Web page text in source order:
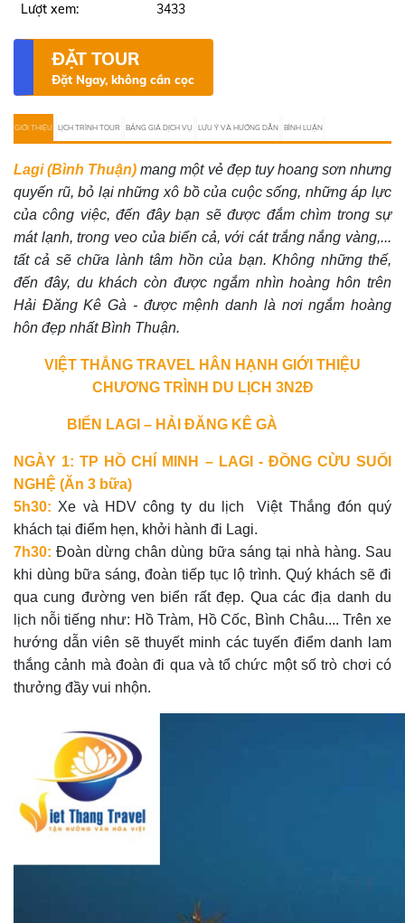
Lượt xem: 3433
ĐẶT TOUR
Đặt Ngay, không cần cọc
GIỚI THIỆU LỊCH TRÌNH TOUR BẢNG GIÁ DỊCH VỤ LƯU Ý VÀ HƯỚNG DẪN BÌNH LUẬN
Lagi (Bình Thuận)mang một vẻ đẹp tuy hoang sơn nhưng
quyến rũ, bỏ lại những xô bồ của cuộc sống, những áp lực
của công việc, đến đây bạn sẽ được đắm chìm trong sự
mát lạnh, trong veo của biển cả, với cát trắng nắng vàng,...
tất cả sẽ chữa lành tâm hồn của bạn. Không những thế,
đến đây, du khách còn được ngắm nhìn hoàng hôn trên
Hải Đăng Kê Gà - được mệnh danh là nơi ngắm hoàng
hôn đẹp nhất Bình Thuận.
VIỆT THẮNG TRAVEL HÂN HẠNH GIỚI THIỆU
CHƯƠNG TRÌNH DU LỊCH 3N2Đ
BIỂN LAGI – HẢI ĐĂNG KÊ GÀ
NGÀY 1: TP HỒ CHÍ MINH – LAGI - ĐỒNG CỪU SUỐI
NGHỆ (Ăn 3 bữa)
5h30: Xe và HDV công ty du lịch Việt Thắng đón quý
khách tại điểm hẹn, khởi hành đi Lagi.
7h30: Đoàn dừng chân dùng bữa sáng tại nhà hàng. Sau
khi dùng bữa sáng, đoàn tiếp tục lộ trình. Quý khách sẽ đi
qua cung đường ven biển rất đẹp. Qua các địa danh du
lịch nỗi tiếng như: Hồ Tràm, Hồ Cốc, Bình Châu.... Trên xe
hướng dẫn viên sẽ thuyết minh các tuyến điểm danh lam
thắng cảnh mà đoàn đi qua và tổ chức một số trò chơi có
thưởng đầy vui nhộn.